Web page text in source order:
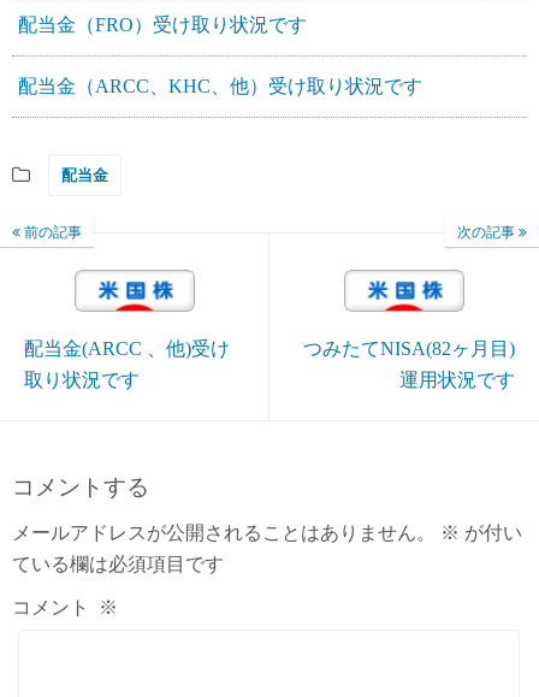
配当金（FRO）受け取り状況です
配当金（ARCC、KHC、他）受け取り状況です
配当金
前の記事
配当金(ARCC 、他)受け
取り状況です
次の記事
つみたてNISA(82ヶ月目)
運用状況です
コメントする
メールアドレスが公開されることはありません。 ※ が付い
ている欄は必須項目です
コメント ※